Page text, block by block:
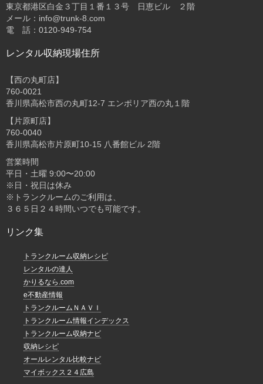
東京都港区白金３丁目１番１３号 日恵ビル ２階
メール：info@trunk-8.com
電 話：0120-949-754
レンタル収納現場住所
【西の丸町店】
760-0021
香川県高松市西の丸町12-7 エンポリア西の丸１階
【片原町店】
760-0040
香川県高松市片原町10-15 八番館ビル 2階
営業時間
平日・土曜 9:00〜20:00
※日・祝日は休み
※トランクルームのご利用は、
３６５日２４時間いつでも可能です。
リンク集
トランクルーム収納レシピ
レンタルの達人
かりるなら.com
e不動産情報
トランクルームＮＡＶＩ
トランクルーム情報インデックス
トランクルーム収納ナビ
収納レシピ
オールレンタル比較ナビ
マイボックス２４広島